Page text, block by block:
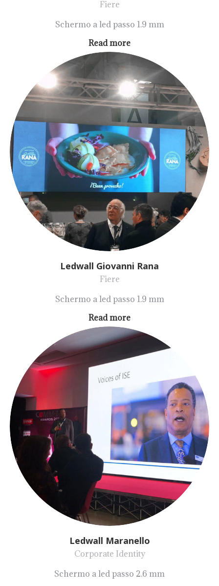
Fiere
Schermo a led passo 1.9 mm
Read more
Ledwall Giovanni Rana
Fiere
Schermo a led passo 1.9 mm
Read more
Ledwall Maranello
Corporate Identity
Schermo a led passo 2.6 mm